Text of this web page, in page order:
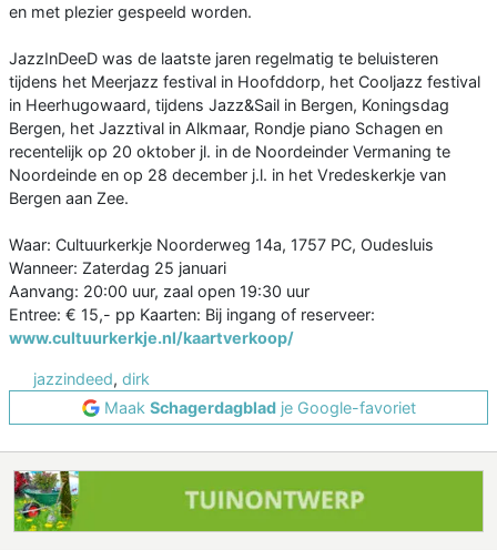
en met plezier gespeeld worden.
JazzInDeeD was de laatste jaren regelmatig te beluisteren
tijdens het Meerjazz festival in Hoofddorp, het Cooljazz festival
in Heerhugowaard, tijdens Jazz&Sail in Bergen, Koningsdag
Bergen, het Jazztival in Alkmaar, Rondje piano Schagen en
recentelijk op 20 oktober jl. in de Noordeinder Vermaning te
Noordeinde en op 28 december j.l. in het Vredeskerkje van
Bergen aan Zee.
Waar: Cultuurkerkje Noorderweg 14a, 1757 PC, Oudesluis
Wanneer: Zaterdag 25 januari
Aanvang: 20:00 uur, zaal open 19:30 uur
Entree: € 15,- pp Kaarten: Bij ingang of reserveer:
www.cultuurkerkje.nl/kaartverkoop/
jazzindeed, dirk
Maak Schagerdagbladje Google-favoriet